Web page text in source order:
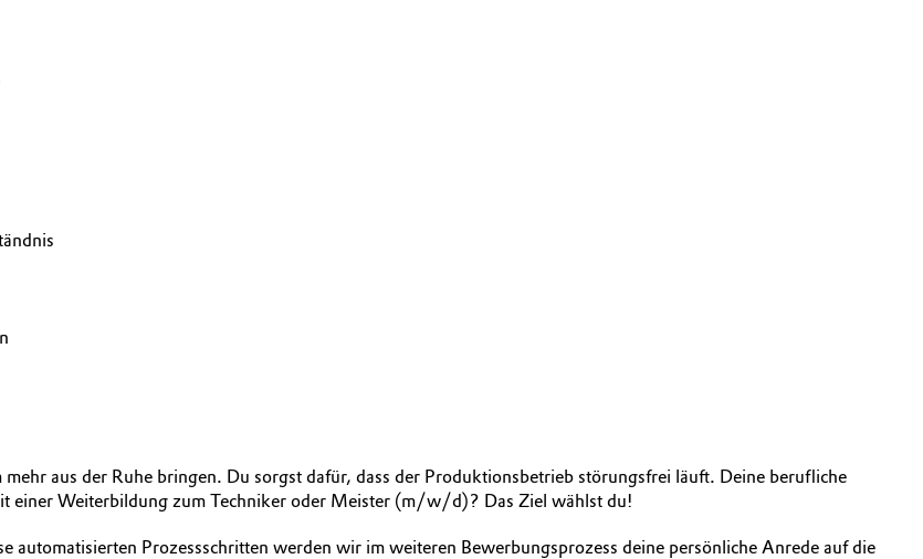
aus der Ruhe bringen. Du sorgst dafür, dass der Produktionsbetrieb störungsfrei läuft. Deine berufliche
einer Weiterbildung zum Techniker oder Meister (m/w/d)? Das Ziel wählst du!
Prozessschritten werden wir im weiteren Bewerbungsprozess deine persönliche Anrede auf die